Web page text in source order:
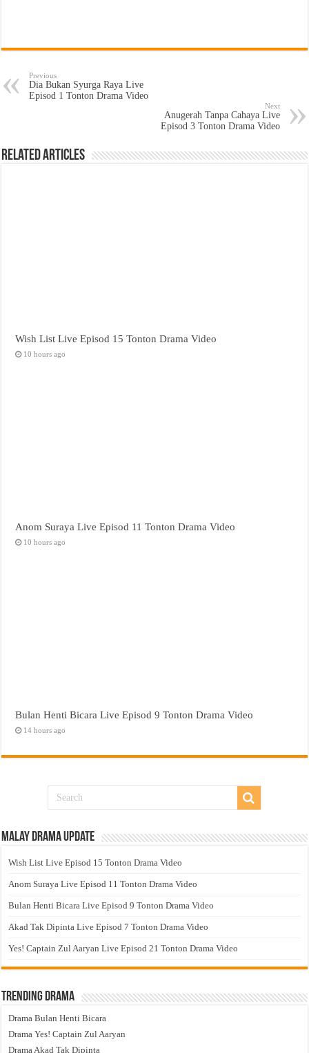
Previous
Dia Bukan Syurga Raya Live
Episod 1 Tonton Drama Video
Next
Anugerah Tanpa Cahaya Live
Episod 3 Tonton Drama Video
Related Articles
Wish List Live Episod 15 Tonton Drama Video
10 hours ago
Anom Suraya Live Episod 11 Tonton Drama Video
10 hours ago
Bulan Henti Bicara Live Episod 9 Tonton Drama Video
14 hours ago
Malay Drama Update
Wish List Live Episod 15 Tonton Drama Video
Anom Suraya Live Episod 11 Tonton Drama Video
Bulan Henti Bicara Live Episod 9 Tonton Drama Video
Akad Tak Dipinta Live Episod 7 Tonton Drama Video
Yes! Captain Zul Aaryan Live Episod 21 Tonton Drama Video
Trending Drama
Drama Bulan Henti Bicara
Drama Yes! Captain Zul Aaryan
Drama Akad Tak Dipinta